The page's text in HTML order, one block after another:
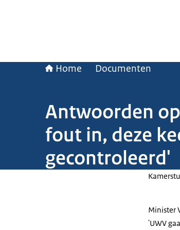
Home Documenten
Antwoorden
fout in, deze
gecontroleerd'
Minister
'UWV